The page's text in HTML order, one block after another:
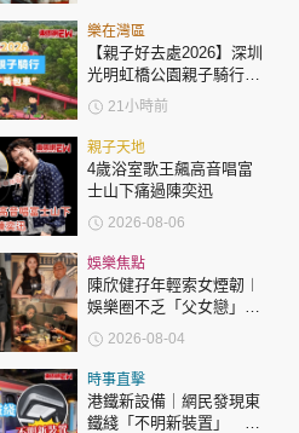
財經
生活
旅遊
The Standard 親子王
樂在灣區
【親子好去處2026】深圳
光明虹橋公園親子騎行：
「電助力黃包車」2小時
環湖
21小時前
親子天地
4歲浴室歌王飆高音唱富
士山下痛過陳奕迅
2026-08-06
娛樂焦點
陳欣健孖年輕索女煙韌︱
娛樂圈不乏「父女戀」
「爺孫戀」 年齡差距最大
達51歲 最受矚目有李龍
基謝賢
2026-08-04
時事直擊
港鐵新設備｜網民發現東
鐵綫「不明新裝置」 港